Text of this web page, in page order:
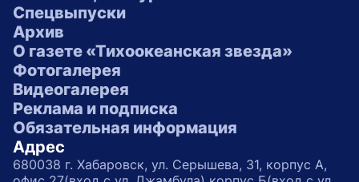
Спецвыпуски
Архив
О газете «Тихоокеанская звезда»
Фотогалерея
Видеогалерея
Реклама и подписка
Обязательная информация
Адрес
680038 г. Хабаровск, ул. Серышева, 31, корпус А,